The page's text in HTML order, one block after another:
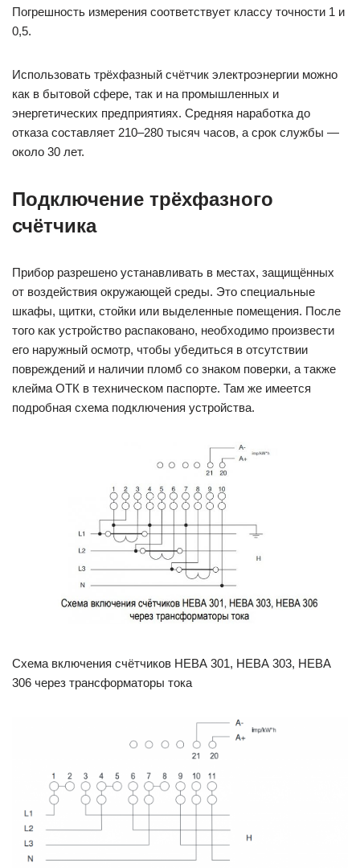
Погрешность измерения соответствует классу точности 1 и
0,5.
Использовать трёхфазный счётчик электроэнергии можно
как в бытовой сфере, так и на промышленных и
энергетических предприятиях. Средняя наработка до
отказа составляет 210–280 тысяч часов, а срок службы —
около 30 лет.
Подключение трёхфазного
счётчика
Прибор разрешено устанавливать в местах, защищённых
от воздействия окружающей среды. Это специальные
шкафы, щитки, стойки или выделенные помещения. После
того как устройство распаковано, необходимо произвести
его наружный осмотр, чтобы убедиться в отсутствии
повреждений и наличии пломб со знаком поверки, а также
клейма ОТК в техническом паспорте. Там же имеется
подробная схема подключения устройства.
Схема включения счётчиков НЕВА 301, НЕВА 303, НЕВА
306 через трансформаторы тока